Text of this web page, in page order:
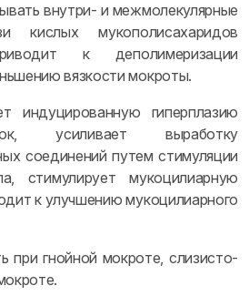
внутри- и межмолекулярные
кислых мукополисахаридов
к деполимеризации
вязкости мокроты.
индуцированную гиперплазию
усиливает выработку
соединений путем стимуляции
стимулирует мукоцилиарную
к улучшению мукоцилиарного
при гнойной мокроте, слизисто-